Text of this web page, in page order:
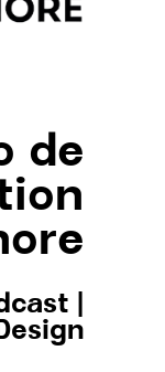
de